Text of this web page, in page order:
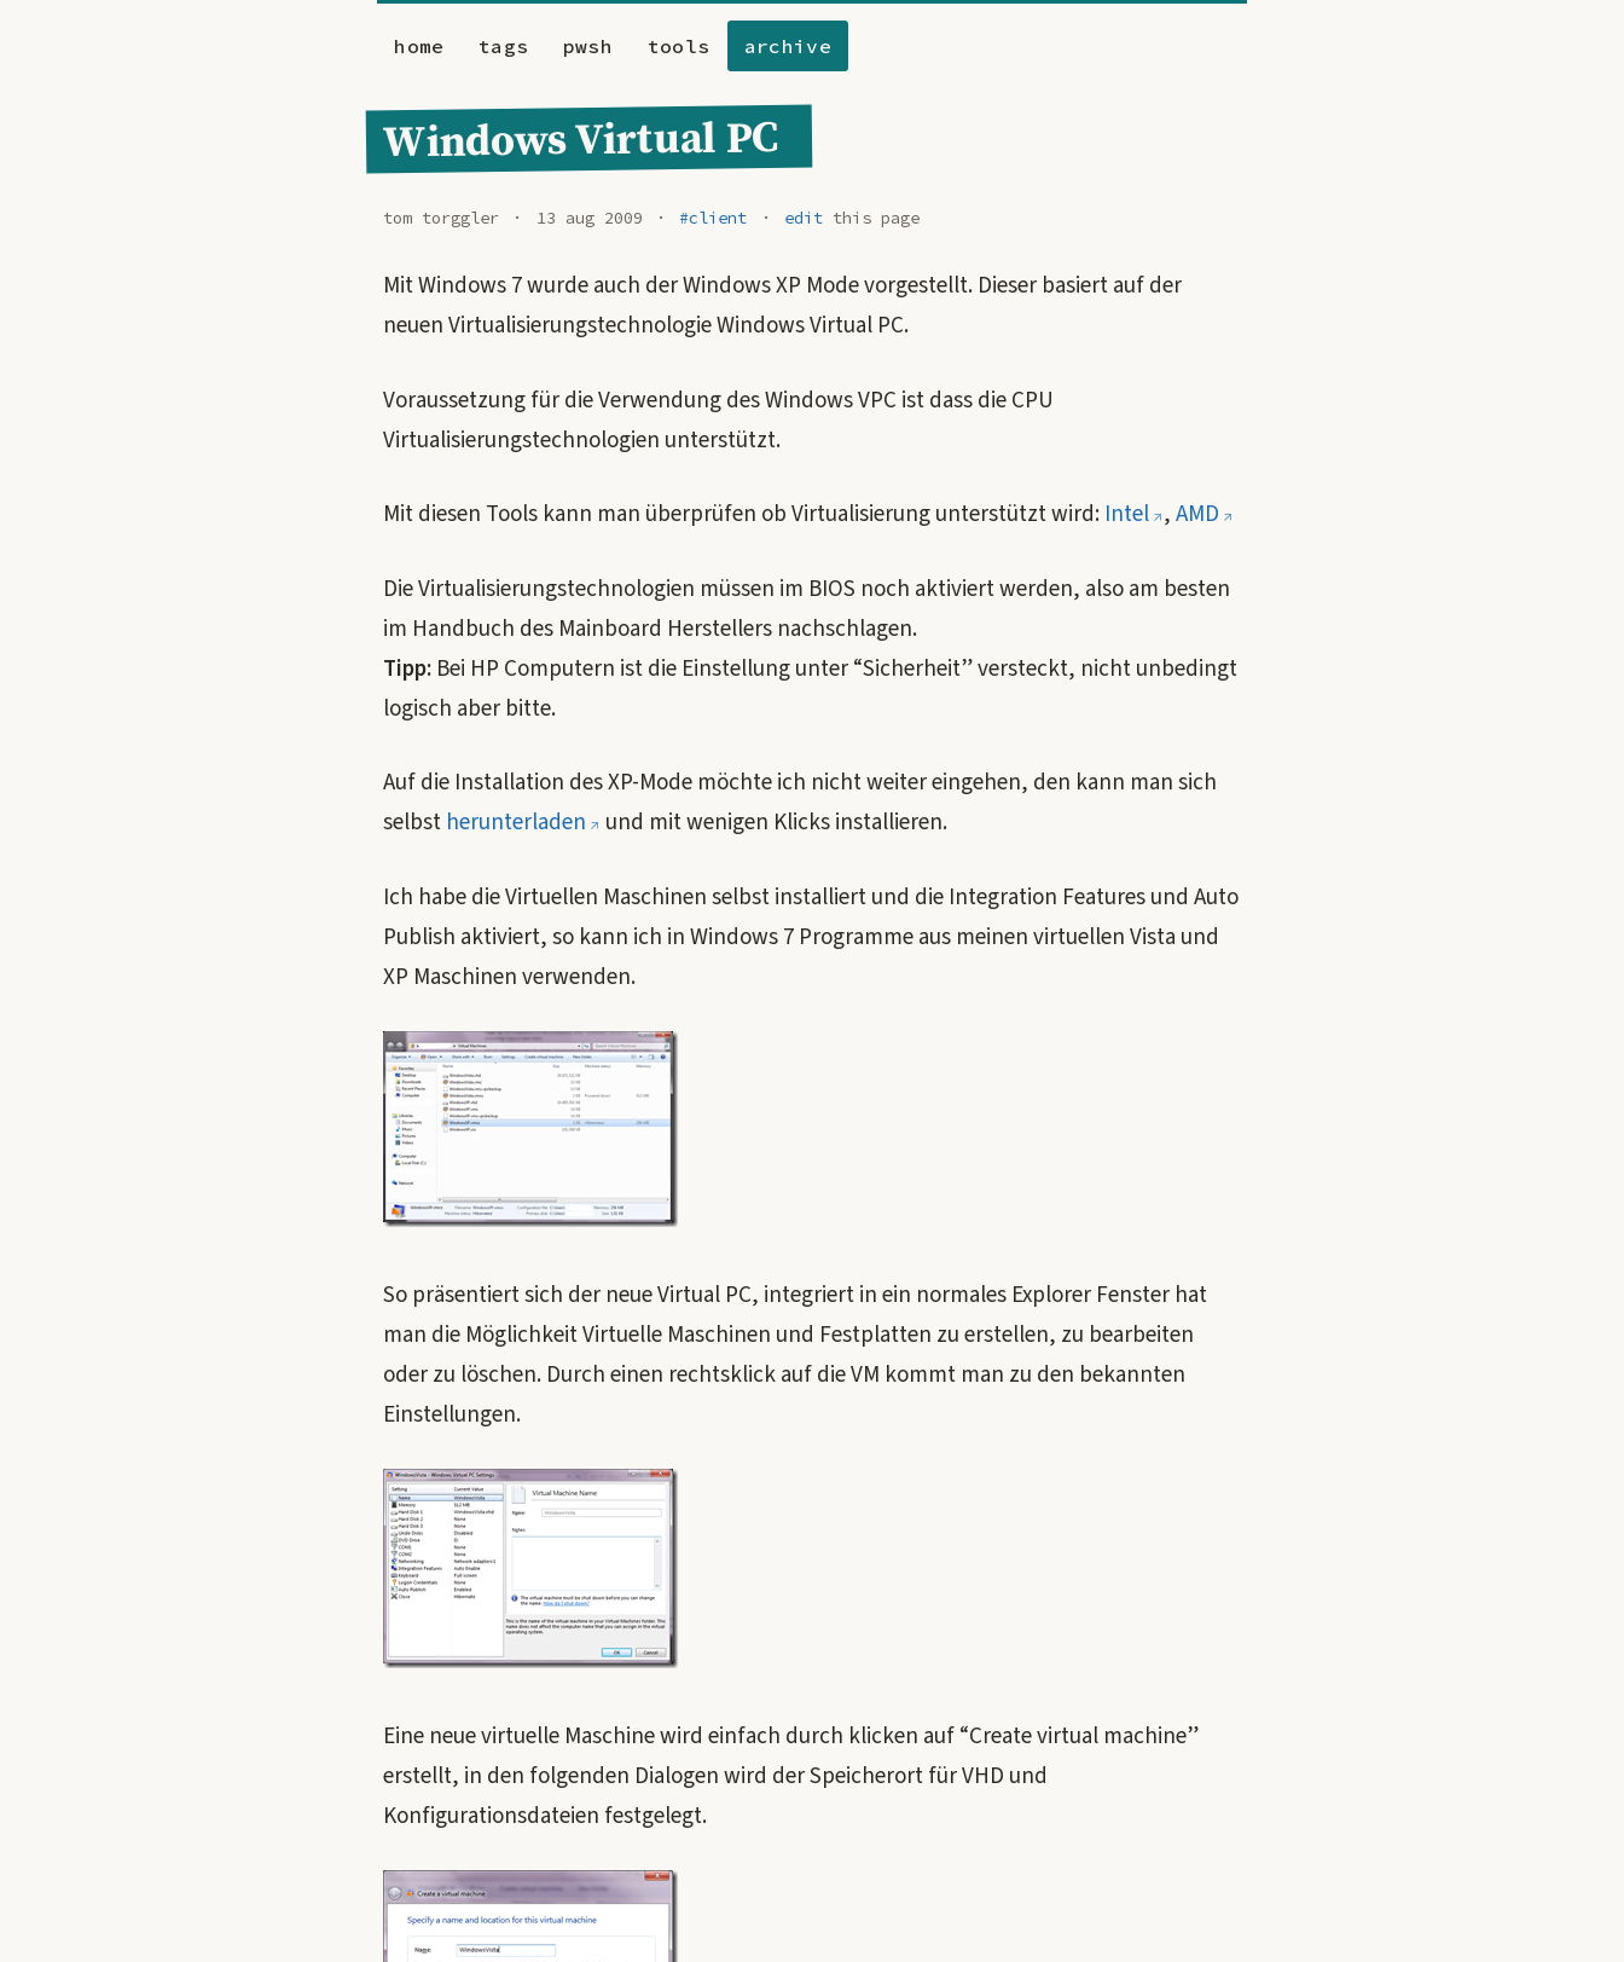
home tags pwsh tools archive
Windows Virtual PC
tom torggler 13 aug 2009 #client edit this page
Mit Windows 7 wurde auch der Windows XP Mode vorgestellt. Dieser basiert auf der
neuen Virtualisierungstechnologie Windows Virtual PC.
Voraussetzung für die Verwendung des Windows VPC ist dass die CPU
Virtualisierungstechnologien unterstützt.
Mit diesen Tools kann man überprüfen ob Virtualisierung unterstützt wird: Intel ,AMD
Die Virtualisierungstechnologien müssen im BIOS noch aktiviert werden, also am besten
im Handbuch des Mainboard Herstellers nachschlagen.
Tipp:Bei HP Computern ist die Einstellung unter “Sicherheit” versteckt, nicht unbedingt
logisch aber bitte.
Auf die Installation des XP-Mode möchte ich nicht weiter eingehen, den kann man sich
selbst herunterladen und mit wenigen Klicks installieren.
Ich habe die Virtuellen Maschinen selbst installiert und die Integration Features und Auto
Publish aktiviert, so kann ich in Windows 7 Programme aus meinen virtuellen Vista und
XP Maschinen verwenden.
So präsentiert sich der neue Virtual PC, integriert in ein normales Explorer Fenster hat
man die Möglichkeit Virtuelle Maschinen und Festplatten zu erstellen, zu bearbeiten
oder zu löschen. Durch einen rechtsklick auf die VM kommt man zu den bekannten
Einstellungen.
Eine neue virtuelle Maschine wird einfach durch klicken auf “Create virtual machine”
erstellt, in den folgenden Dialogen wird der Speicherort für VHD und
Konfigurationsdateien festgelegt.